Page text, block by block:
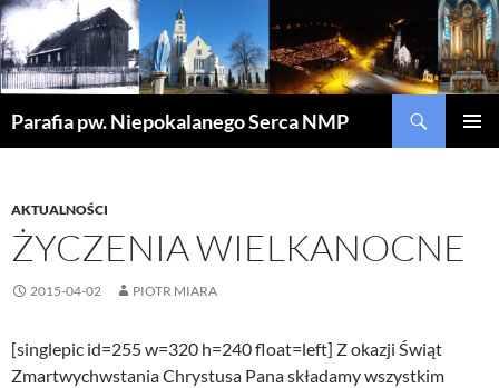
Parafia pw. Niepokalanego Serca NMP
AKTUALNOŚCI
ŻYCZENIA WIELKANOCNE
2015-04-02 PIOTR MIARA
[singlepic id=255 w=320 h=240 float=left] Z okazji Świąt
Zmartwychwstania Chrystusa Pana składamy wszystkim